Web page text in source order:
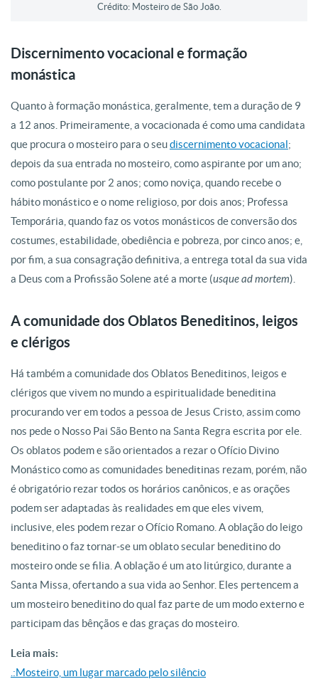
Crédito: Mosteiro de São João.
Discernimento vocacional e formação
monástica
Quanto à formação monástica, geralmente, tem a duração de 9
a 12 anos. Primeiramente, a vocacionada é como uma candidata
que procura o mosteiro para o seudiscernimento vocacional;
depois da sua entrada no mosteiro, como aspirante por um ano;
como postulante por 2 anos; como noviça, quando recebe o
hábito monástico e o nome religioso, por dois anos; Professa
Temporária, quando faz os votos monásticos de conversão dos
costumes, estabilidade, obediência e pobreza, por cinco anos; e,
por fim, a sua consagração definitiva, a entrega total da sua vida
a Deus com a Profissão Solene até a morte (usque ad mortem).
A comunidade dos Oblatos Beneditinos, leigos
e clérigos
Há também a comunidade dos Oblatos Beneditinos, leigos e
clérigos que vivem no mundo a espiritualidade beneditina
procurando ver em todos a pessoa de Jesus Cristo, assim como
nos pede o Nosso Pai São Bento na Santa Regra escrita por ele.
Os oblatos podem e são orientados a rezar o Ofício Divino
Monástico como as comunidades beneditinas rezam, porém, não
é obrigatório rezar todos os horários canônicos, e as orações
podem ser adaptadas às realidades em que eles vivem,
inclusive, eles podem rezar o Ofício Romano. A oblação do leigo
beneditino o faz tornar-se um oblato secular beneditino do
mosteiro onde se filia. A oblação é um ato litúrgico, durante a
Santa Missa, ofertando a sua vida ao Senhor. Eles pertencem a
um mosteiro beneditino do qual faz parte de um modo externo e
participam das bênçãos e das graças do mosteiro.
Leia mais:
.:Mosteiro, um lugar marcado pelo silêncio